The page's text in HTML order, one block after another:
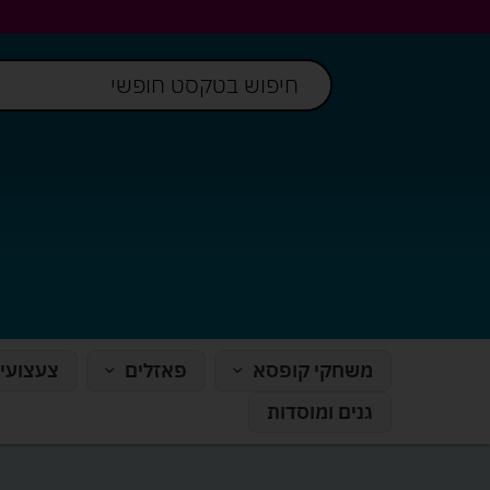
משחקי קופסא פאזלים
גנים ומוסדות